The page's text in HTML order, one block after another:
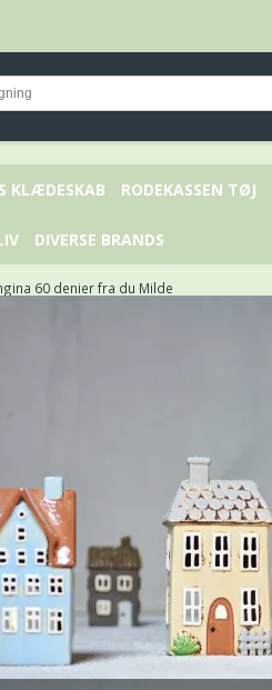
KLÆDESKAB RODEKASSEN TØJ
DIVERSE BRANDS
60 denier fra du Milde